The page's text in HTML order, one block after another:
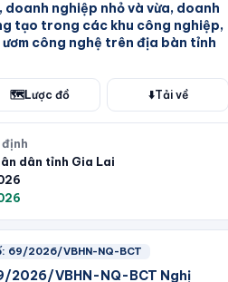
doanh nghiệp nhỏ và vừa, doanh
tạo trong các khu công nghiệp,
ươm công nghệ trên địa bàn tỉnh
🗺️Lược đồ ⬇️Tải về
dân tỉnh Gia Lai
69/2026/VBHN-NQ-BCT
2026/VBHN-NQ-BCT Nghị